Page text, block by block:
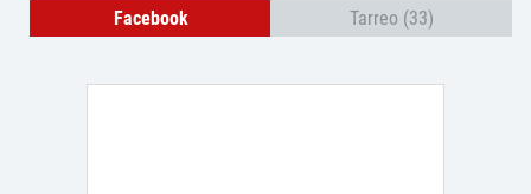
Facebook Tarreo (33)